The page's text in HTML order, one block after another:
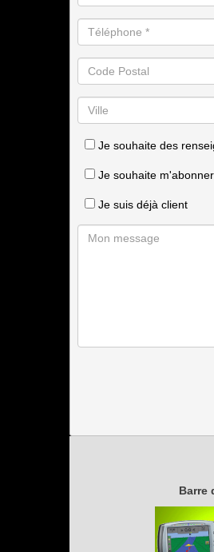
Je souhaite des
Je souhaite m'abonner
Je suis déjà client
Barre